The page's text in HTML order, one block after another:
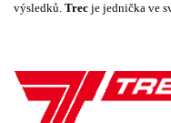
výsledků. Trec je jednička ve